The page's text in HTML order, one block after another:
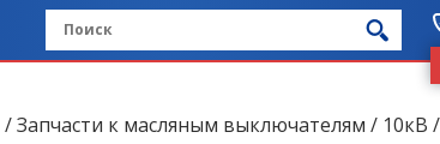
/Запчасти к масляным выключателям / 10кВ